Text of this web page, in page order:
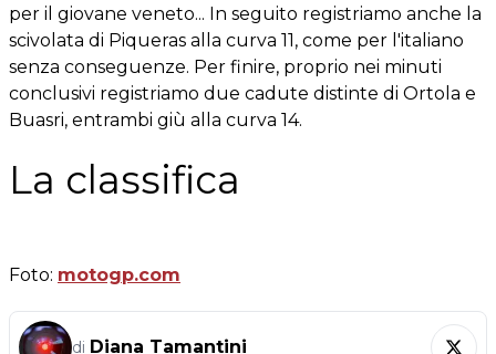
per il giovane veneto... In seguito registriamo anche la
scivolata di Piqueras alla curva 11, come per l'italiano
senza conseguenze. Per finire, proprio nei minuti
conclusivi registriamo due cadute distinte di Ortola e
Buasri, entrambi giù alla curva 14.
La classifica
Foto: motogp.com
di Diana Tamantini